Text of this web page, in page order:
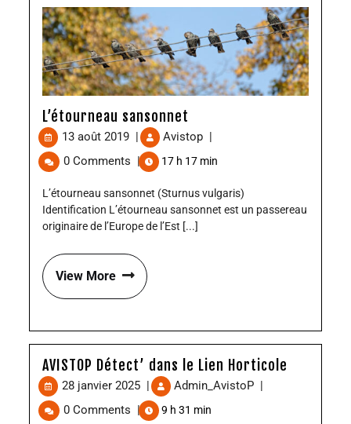
L’étourneau sansonnet
13 août 2019 Avistop
0 Comments
| 17 h 17 min
L’étourneau sansonnet (Sturnus vulgaris)
Identification L’étourneau sansonnet est un passereau
originaire de l’Europe de l’Est [...]
View More
AVISTOP Détect’ dans le Lien Horticole
28 janvier 2025 Admin_AvistoP
0 Comments
| 9 h 31 min